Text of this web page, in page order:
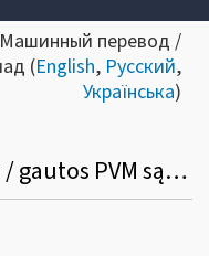
перевод /
(English, Русский,
Українська)
Ar PVM mokėtojų išrašytos / gautos PVM sąskaitos faktūros iš i.SAF bus perkeltos į i.APS, ar reikės dar kartą iš naujo patiems suvesti į i.APS?